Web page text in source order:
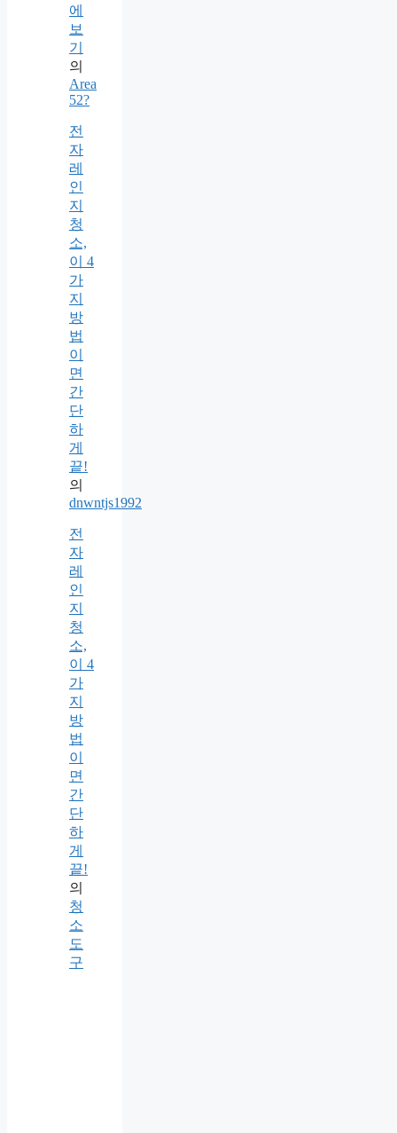
에
보
기
의
Area
52?
전
자
레
인
지
청
소,
이 4
가
지
방
법
이
면
간
단
하
게
끝!
의
dnwntjs1992
전
자
레
인
지
청
소,
이 4
가
지
방
법
이
면
간
단
하
게
끝!
의
청
소
도
구